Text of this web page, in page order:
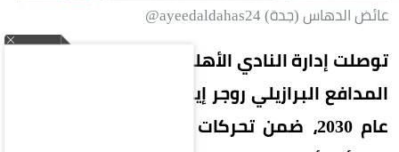
عائض الدهاس (جدة) ayeedaldahas24@
توصلت إدارة النادي الأهلي إلى اتفاق مبدئي مع
المدافع البرازيلي روجر إيبانيز لتمديد عقده حتى
عام 2030، ضمن تحركات الإدارة للمحافظة على